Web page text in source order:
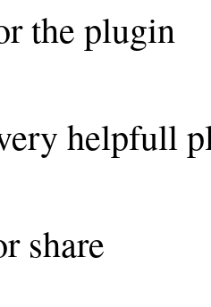
the plugin
helpfull
share